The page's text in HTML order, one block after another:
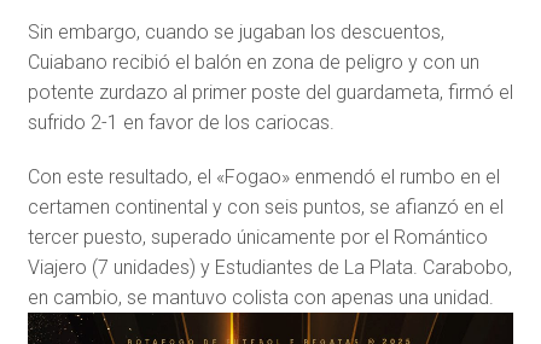
Sin embargo, cuando se jugaban los descuentos,
Cuiabano recibió el balón en zona de peligro y con un
potente zurdazo al primer poste del guardameta, firmó el
sufrido 2-1 en favor de los cariocas.
Con este resultado, el «Fogao» enmendó el rumbo en el
certamen continental y con seis puntos, se afianzó en el
tercer puesto, superado únicamente por el Romántico
Viajero (7 unidades) y Estudiantes de La Plata. Carabobo,
en cambio, se mantuvo colista con apenas una unidad.